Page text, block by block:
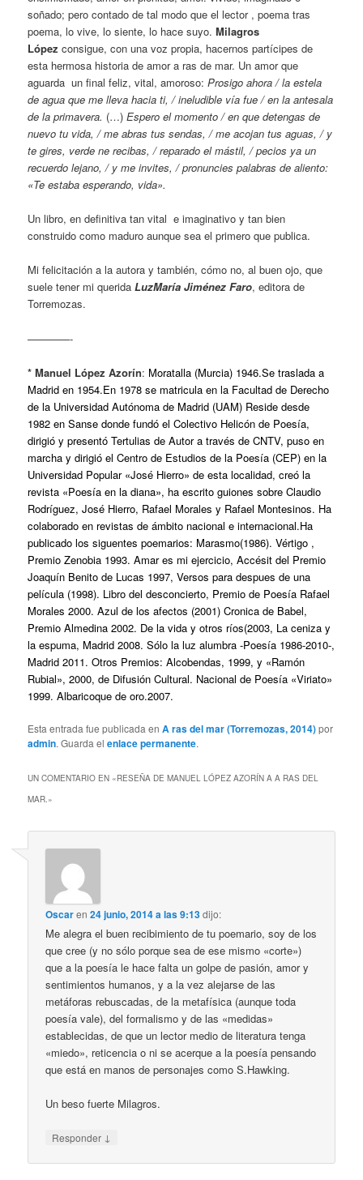
soñado; pero contado de tal modo que el lector , poema tras
poema, lo vive, lo siente, lo hace suyo.Milagros
López consigue, con una voz propia, hacernos partícipes de
esta hermosa historia de amor a ras de mar. Un amor que
aguarda un final feliz, vital, amoroso:Prosigo ahora / la estela
de agua que me lleva hacia ti, / ineludible vía fue / en la antesala
de la primavera. (…)Espero el momento / en que detengas de
nuevo tu vida, / me abras tus sendas, / me acojan tus aguas, / y
te gires, verde ne recibas, / reparado el mástil, / pecios ya un
recuerdo lejano, / y me invites, / pronuncies palabras de aliento:
«Te estaba esperando, vida».
Un libro, en definitiva tan vital e imaginativo y tan bien
construido como maduro aunque sea el primero que publica.
Mi felicitación a la autora y también, cómo no, al buen ojo, que
suele tener mi queridaLuzMaría Jiménez Faro, editora de
Torremozas.
————-
* Manuel López Azorín: Moratalla (Murcia) 1946.Se traslada a
Madrid en 1954.En 1978 se matricula en la Facultad de Derecho
de la Universidad Autónoma de Madrid (UAM) Reside desde
1982 en Sanse donde fundó el Colectivo Helicón de Poesía,
dirigió y presentó Tertulias de Autor a través de CNTV, puso en
marcha y dirigió el Centro de Estudios de la Poesía (CEP) en la
Universidad Popular «José Hierro» de esta localidad, creó la
revista «Poesía en la diana», ha escrito guiones sobre Claudio
Rodríguez, José Hierro, Rafael Morales y Rafael Montesinos. Ha
colaborado en revistas de ámbito nacional e internacional.Ha
publicado los siguentes poemarios: Marasmo(1986). Vértigo ,
Premio Zenobia 1993. Amar es mi ejercicio, Accésit del Premio
Joaquín Benito de Lucas 1997, Versos para despues de una
película (1998). Libro del desconcierto, Premio de Poesía Rafael
Morales 2000. Azul de los afectos (2001) Cronica de Babel,
Premio Almedina 2002. De la vida y otros ríos(2003, La ceniza y
la espuma, Madrid 2008. Sólo la luz alumbra -Poesía 1986-2010-,
Madrid 2011. Otros Premios: Alcobendas, 1999, y «Ramón
Rubial», 2000, de Difusión Cultural. Nacional de Poesía «Viriato»
1999. Albaricoque de oro.2007.
Esta entrada fue publicada enA ras del mar (Torremozas, 2014)por
admin. Guarda elenlace permanente.
UN COMENTARIO EN «RESEÑA DE MANUEL LÓPEZ AZORÍN A A RAS DEL
MAR.»
Oscaren24 junio, 2014 a las 9:13dijo:
Me alegra el buen recibimiento de tu poemario, soy de los
que cree (y no sólo porque sea de ese mismo «corte»)
que a la poesía le hace falta un golpe de pasión, amor y
sentimientos humanos, y a la vez alejarse de las
metáforas rebuscadas, de la metafísica (aunque toda
poesía vale), del formalismo y de las «medidas»
establecidas, de que un lector medio de literatura tenga
«miedo», reticencia o ni se acerque a la poesía pensando
que está en manos de personajes como S.Hawking.
Un beso fuerte Milagros.
Responder ↓